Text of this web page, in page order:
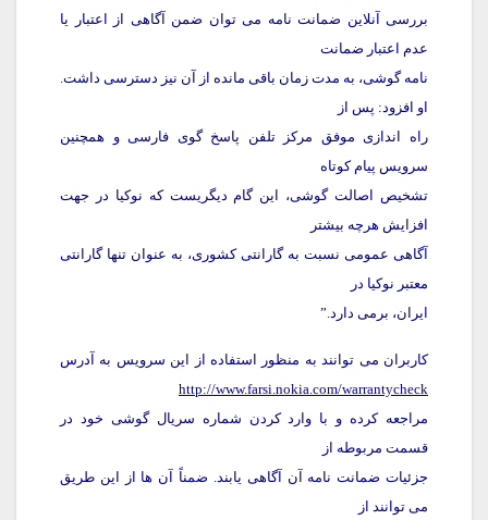
بررسی آنلاین ضمانت نامه می توان ضمن آگاهی از اعتبار یا
عدم اعتبار ضمانت
نامه گوشی، به مدت زمان باقی مانده از آن نیز دسترسی داشت.
او افزود: پس از
راه اندازی موفق مرکز تلفن پاسخ گوی فارسی و همچنین
سرویس پیام کوتاه
تشخیص اصالت گوشی، این گام دیگریست که نوکیا در جهت
افزایش هرچه بیشتر
آگاهی عمومی نسبت به گارانتی کشوری، به عنوان تنها گارانتی
معتبر نوکیا در
ایران، برمی دارد.”
کاربران می توانند به منظور استفاده از این سرویس به آدرس
http://www.farsi.nokia.com/warrantycheck
مراجعه کرده و با وارد کردن شماره سریال گوشی خود در
قسمت مربوطه از
جزئیات ضمانت نامه آن آگاهی یابند. ضمناً آن ها از این طریق
می توانند از